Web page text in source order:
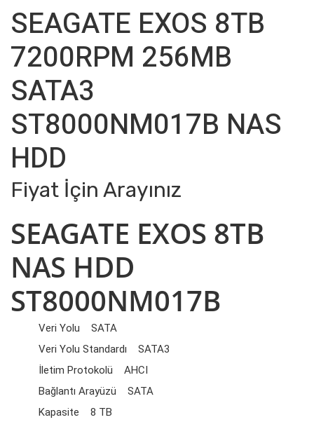
SEAGATE EXOS 8TB
7200RPM 256MB
SATA3
ST8000NM017B NAS
HDD
Fiyat İçin Arayınız
SEAGATE EXOS 8TB
NAS HDD
ST8000NM017B
Veri Yolu SATA
Veri Yolu Standardı SATA3
İletim Protokolü AHCI
Bağlantı Arayüzü SATA
Kapasite 8 TB